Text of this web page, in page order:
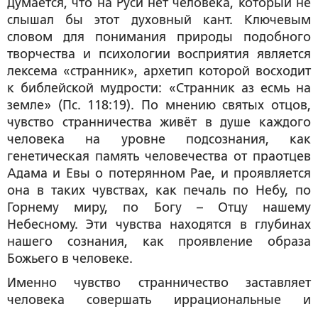
Думается, что на Руси нет человека, который не
слышал бы этот духовный кант. Ключевым
словом для понимания природы подобного
творчества и психологии восприятия является
лексема «странник», архетип которой восходит
к библейской мудрости: «Странник аз есмь на
земле» (Пс. 118:19). По мнению святых отцов,
чувство странничества живёт в душе каждого
человека на уровне подсознания, как
генетическая память человечества от праотцев
Адама и Евы о потерянном Рае, и проявляется
она в таких чувствах, как печаль по Небу, по
Горнему миру, по Богу – Отцу нашему
Небесному. Эти чувства находятся в глубинах
нашего сознания, как проявление образа
Божьего в человеке.
Именно чувство странничество заставляет
человека совершать иррациональные и